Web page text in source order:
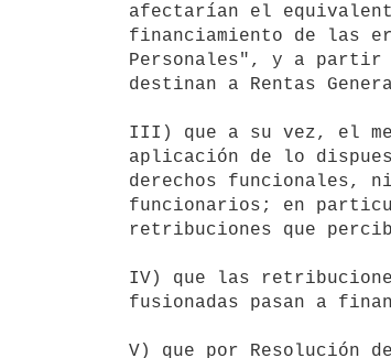
afectarían el
financiamiento de las
Personales", y a partir
destinan a Rentas
III) que a su vez, el
aplicación de lo
derechos funcionales,
funcionarios; en
retribuciones que
IV) que las
fusionadas pasan a
V) que por Resolución